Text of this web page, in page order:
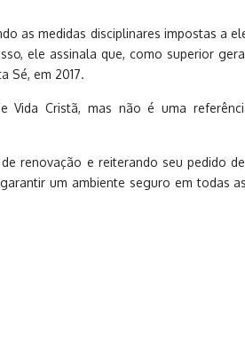
as medidas disciplinares impostas a
ele assinala que, como superior
Sé, em 2017.
Vida Cristã, mas não é uma
renovação e reiterando seu pedido
um ambiente seguro em todas